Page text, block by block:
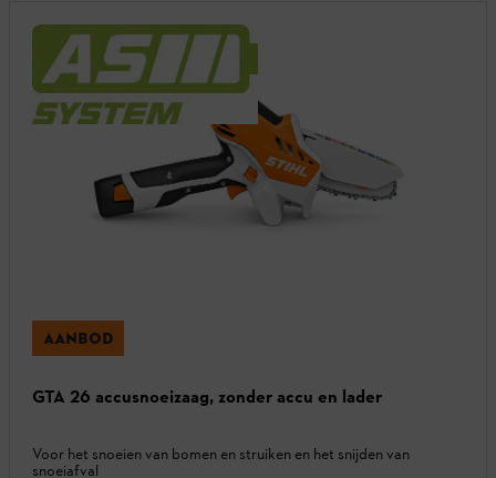
AANBOD
GTA 26 accusnoeizaag, zonder accu en lader
Voor het snoeien van bomen en struiken en het snijden van
snoeiafval